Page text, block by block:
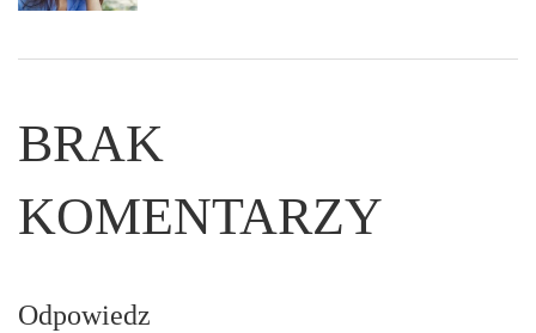
BRAK
KOMENTARZY
Odpowiedz